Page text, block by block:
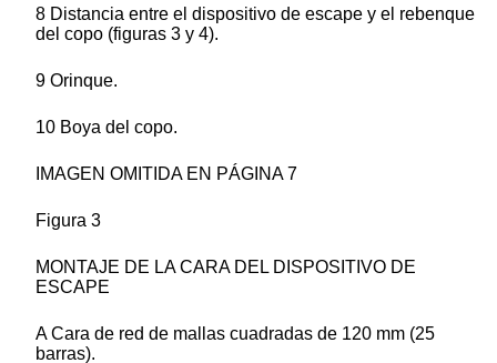
8 Distancia entre el dispositivo de escape y el rebenque
del copo (figuras 3 y 4).
9 Orinque.
10 Boya del copo.
IMAGEN OMITIDA EN PÁGINA 7
Figura 3
MONTAJE DE LA CARA DEL DISPOSITIVO DE
ESCAPE
A Cara de red de mallas cuadradas de 120 mm (25
barras).